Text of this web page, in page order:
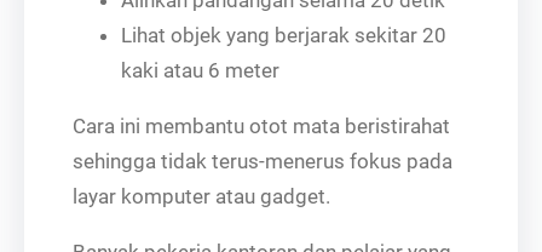
Lihat objek yang berjarak sekitar 20
kaki atau 6 meter
Cara ini membantu otot mata beristirahat
sehingga tidak terus-menerus fokus pada
layar komputer atau gadget.